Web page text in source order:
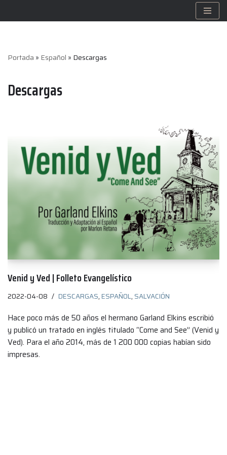
contenido
Portada » Español » Descargas
Descargas
Venid y Ved | Folleto Evangelístico
2022-04-08 DESCARGAS, ESPAÑOL, SALVACIÓN
Hace poco más de 50 años el hermano Garland Elkins escribió
y publicó un tratado en inglés titulado “Come and See” (Venid y
Ved). Para el año 2014, más de 1 200 000 copias habían sido
impresas.